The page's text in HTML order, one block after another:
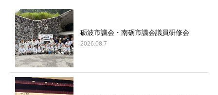
砺波市議会・南砺市議会議員研修会
2026.08.7